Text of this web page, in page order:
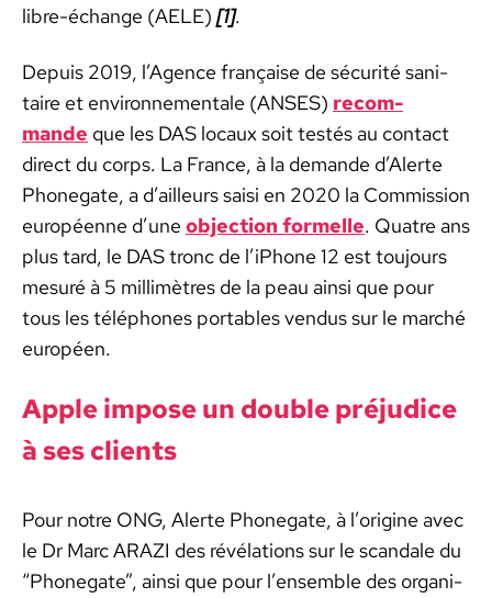
libre-échange (AELE) [1].
Depuis 2019, l’Agence française de sécu­rité san­i­
taire et envi­ron­nemen­tale (ANSES) recom­
mande que les DAS locaux soit testés au con­tact
direct du corps. La France, à la demande d’Alerte
Phonegate, a d’ailleurs saisi en 2020 la Com­mis­sion
européenne d’uneobjec­tion formelle. Qua­tre ans
plus tard, le DAS tronc de l’iPhone 12 est tou­jours
mesuré à 5 mil­limètres de la peau ain­si que pour
tous les télé­phones porta­bles ven­dus sur le marché
européen.
Apple impose un dou­ble préju­dice
à ses clients
Pour notre ONG, Alerte Phonegate, à l’origine avec
le Dr Marc ARAZI des révéla­tions sur le scan­dale du
“Phonegate”, ain­si que pour l’ensemble des organ­i­